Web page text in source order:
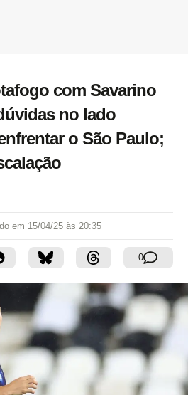
com Savarino
no lado
o São Paulo;
em 15/04/25 às 20:35
0